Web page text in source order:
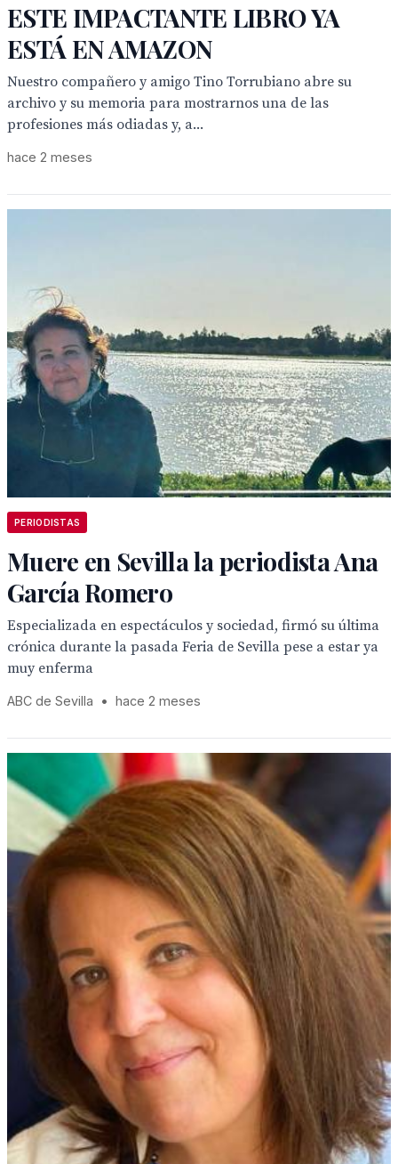
ESTE IMPACTANTE LIBRO YA
ESTÁ EN AMAZON
Nuestro compañero y amigo Tino Torrubiano abre su
archivo y su memoria para mostrarnos una de las
profesiones más odiadas y, a...
hace 2 meses
PERIODISTAS
Muere en Sevilla la periodista Ana
García Romero
Especializada en espectáculos y sociedad, firmó su última
crónica durante la pasada Feria de Sevilla pese a estar ya
muy enferma
ABC de Sevilla • hace 2 meses